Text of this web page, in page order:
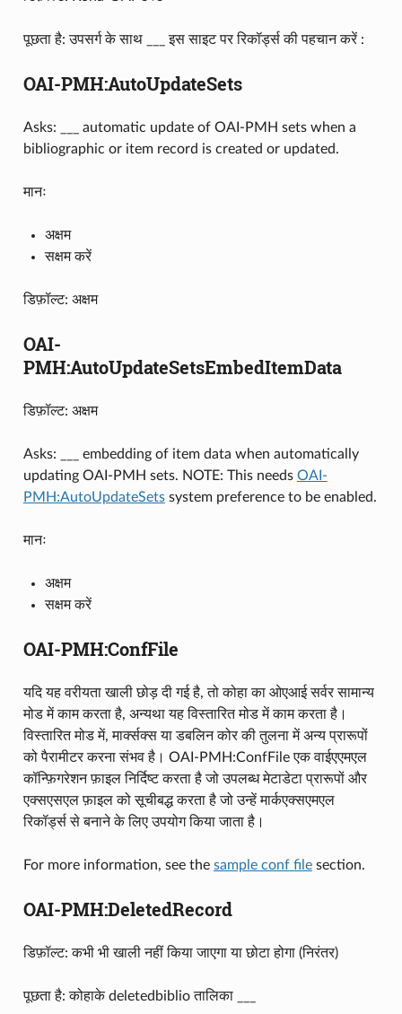
पूछता है: उपसर्ग के साथ ___ इस साइट पर रिकॉर्ड्स की पहचान करें :
OAI-PMH:AutoUpdateSets
Asks: ___ automatic update of OAI-PMH sets when a
bibliographic or item record is created or updated.
मानः
अक्षम
सक्षम करें
डिफ़ॉल्ट: अक्षम
OAI-
PMH:AutoUpdateSetsEmbedItemData
डिफ़ॉल्ट: अक्षम
Asks: ___ embedding of item data when automatically
updating OAI-PMH sets. NOTE: This needs OAI-
PMH:AutoUpdateSetssystem preference to be enabled.
मानः
अक्षम
सक्षम करें
OAI-PMH:ConfFile
यदि यह वरीयता खाली छोड़ दी गई है, तो कोहा का ओएआई सर्वर सामान्य
मोड में काम करता है, अन्यथा यह विस्तारित मोड में काम करता है।
विस्तारित मोड में, मार्क्सक्स या डबलिन कोर की तुलना में अन्य प्रारूपों
को पैरामीटर करना संभव है। OAI-PMH:ConfFile एक वाईएएमएल
कॉन्फ़िगरेशन फ़ाइल निर्दिष्ट करता है जो उपलब्ध मेटाडेटा प्रारूपों और
एक्सएसएल फ़ाइल को सूचीबद्ध करता है जो उन्हें मार्कएक्सएमएल
रिकॉर्ड्स से बनाने के लिए उपयोग किया जाता है।
For more information, see the sample conf filesection.
OAI-PMH:DeletedRecord
डिफ़ॉल्ट: कभी भी खाली नहीं किया जाएगा या छोटा होगा (निरंतर)
पूछता है: कोहाके deletedbiblio तालिका ___